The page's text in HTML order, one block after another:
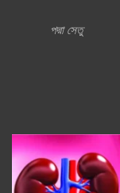
পদ্মা সেতু